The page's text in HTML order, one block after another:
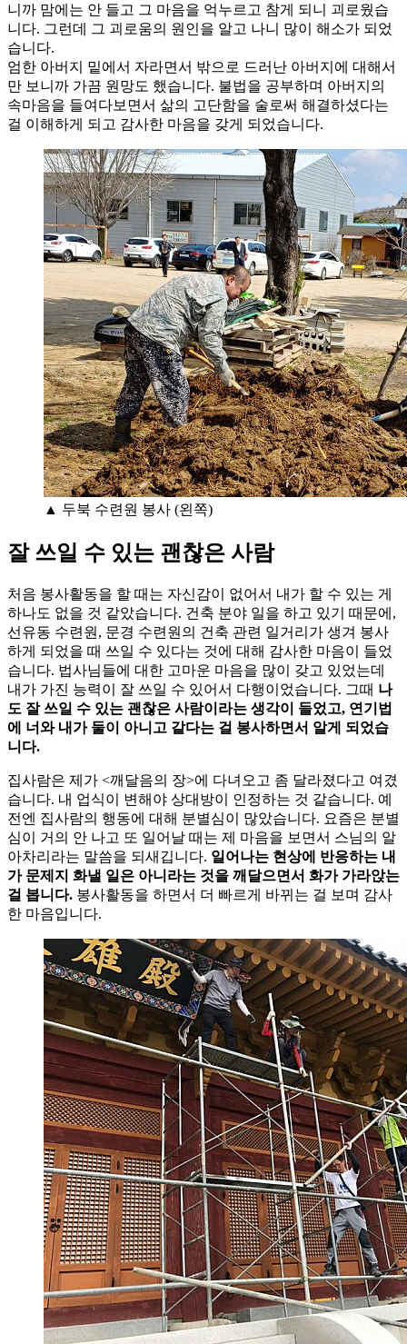
니까 맘에는 안 들고 그 마음을 억누르고 참게 되니 괴로웠습
니다. 그런데 그 괴로움의 원인을 알고 나니 많이 해소가 되었
습니다.
엄한 아버지 밑에서 자라면서 밖으로 드러난 아버지에 대해서
만 보니까 가끔 원망도 했습니다. 불법을 공부하며 아버지의
속마음을 들여다보면서 삶의 고단함을 술로써 해결하셨다는
걸 이해하게 되고 감사한 마음을 갖게 되었습니다.
▲ 두북 수련원 봉사 (왼쪽)
잘 쓰일 수 있는 괜찮은 사람
처음 봉사활동을 할 때는 자신감이 없어서 내가 할 수 있는 게
하나도 없을 것 같았습니다. 건축 분야 일을 하고 있기 때문에,
선유동 수련원, 문경 수련원의 건축 관련 일거리가 생겨 봉사
하게 되었을 때 쓰일 수 있다는 것에 대해 감사한 마음이 들었
습니다. 법사님들에 대한 고마운 마음을 많이 갖고 있었는데
내가 가진 능력이 잘 쓰일 수 있어서 다행이었습니다. 그때 나
도 잘 쓰일 수 있는 괜찮은 사람이라는 생각이 들었고, 연기법
에 너와 내가 둘이 아니고 같다는 걸 봉사하면서 알게 되었습
니다.
집사람은 제가 <깨달음의 장>에 다녀오고 좀 달라졌다고 여겼
습니다. 내 업식이 변해야 상대방이 인정하는 것 같습니다. 예
전엔 집사람의 행동에 대해 분별심이 많았습니다. 요즘은 분별
심이 거의 안 나고 또 일어날 때는 제 마음을 보면서 스님의 알
아차리라는 말씀을 되새깁니다. 일어나는 현상에 반응하는 내
가 문제지 화낼 일은 아니라는 것을 깨달으면서 화가 가라앉는
걸 봅니다. 봉사활동을 하면서 더 빠르게 바뀌는 걸 보며 감사
한 마음입니다.